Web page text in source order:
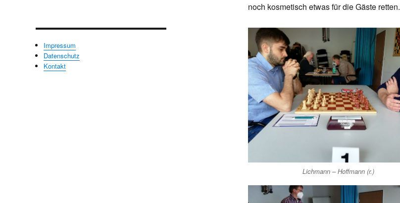
noch kosmetisch etwas für die Gäste retten.
Lichmann – Hoffmann (r.)
Impressum
Datenschutz
Kontakt